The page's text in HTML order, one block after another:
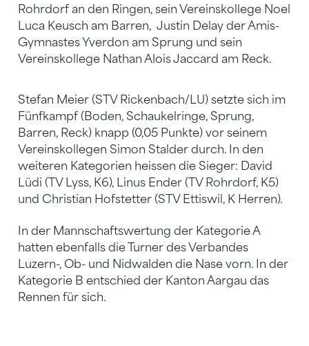
Rohrdorf an den Ringen, sein Vereinskollege Noel
Luca Keusch am Barren, Justin Delay der Amis-
Gymnastes Yverdon am Sprung und sein
Vereinskollege Nathan Alois Jaccard am Reck.
Stefan Meier (STV Rickenbach/LU) setzte sich im
Fünfkampf (Boden, Schaukelringe, Sprung,
Barren, Reck) knapp (0,05 Punkte) vor seinem
Vereinskollegen Simon Stalder durch. In den
weiteren Kategorien heissen die Sieger: David
Lüdi (TV Lyss, K6), Linus Ender (TV Rohrdorf, K5)
und Christian Hofstetter (STV Ettiswil, K Herren).
In der Mannschaftswertung der Kategorie A
hatten ebenfalls die Turner des Verbandes
Luzern-, Ob- und Nidwalden die Nase vorn. In der
Kategorie B entschied der Kanton Aargau das
Rennen für sich.